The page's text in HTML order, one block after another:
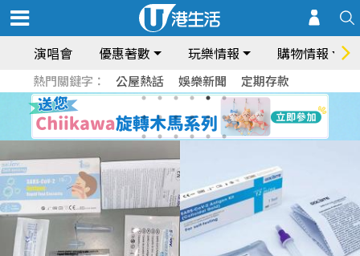
演唱會 優惠著數 玩樂情報 購物情報
熱門關鍵字： 公屋熱話 娛樂新聞 定期存款